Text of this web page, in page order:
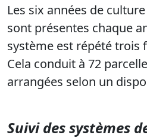
Les six années de
sont présentes chaque
système est répété trois
Cela conduit à 72
arrangées selon un
Suivi des systèmes